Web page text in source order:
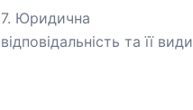
7. Юридична
відповідальність та її види